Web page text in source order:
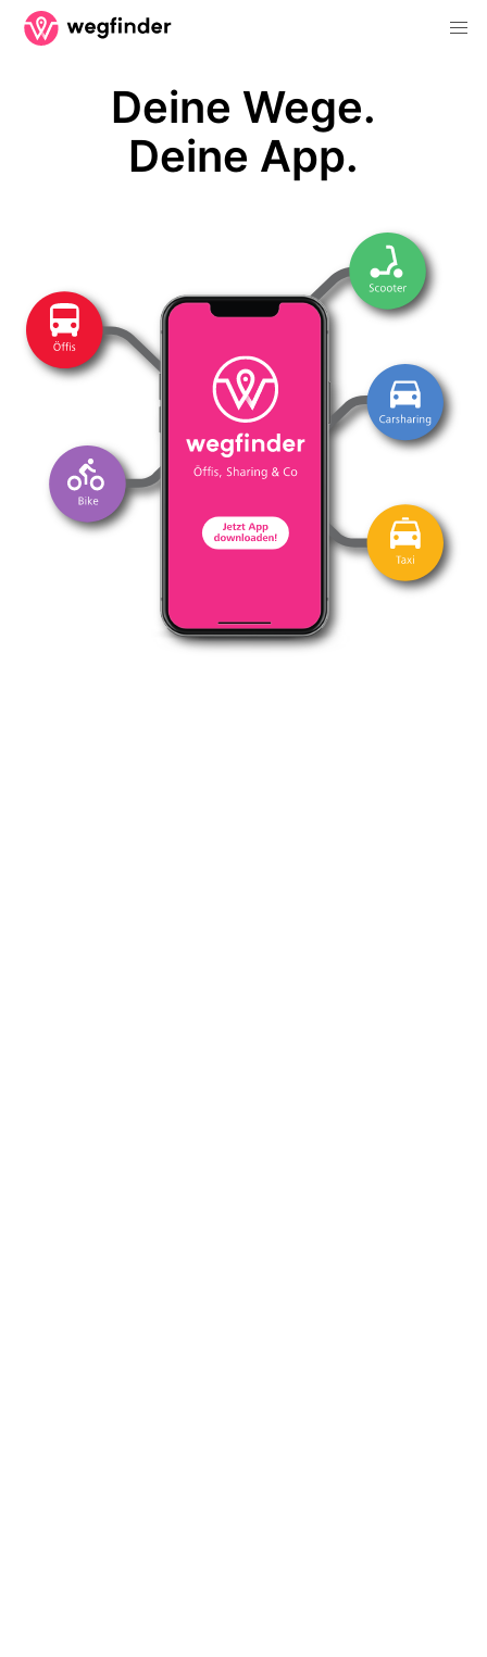
Deine Wege.
Deine App.